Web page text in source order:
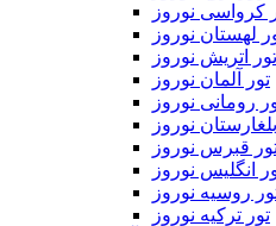
کرواسی نوروز
لهستان نوروز
تور اتریش نوروز
تور آلمان نوروز
رومانی نوروز
نوروز
قبرس نوروز
انگلیس نوروز
روسیه نوروز
تور ترکیه نوروز